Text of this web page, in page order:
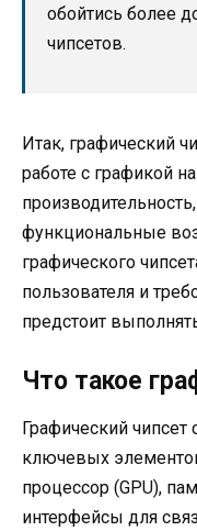
обойтись более
чипсетов.
Итак, графический
работе с графикой
функциональные
графического
пользователя и
предстоит
Что такое
Графический чипсет
ключевых
процессор (GPU),
интерфейсы для